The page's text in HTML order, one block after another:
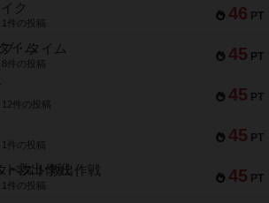
46 PT
ク
1件の投稿
45 PT
・タイム
8件の投稿
45 PT
12件の投稿
45 PT
1件の投稿
45 PT
ペスト救出作戦
1件の投稿